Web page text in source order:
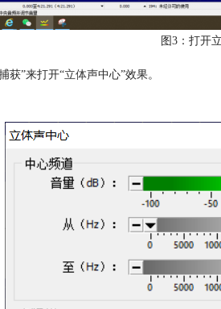
图3：打开
获”来打开“立体声中心”效果。